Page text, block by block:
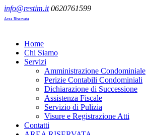
info@restim.it 0620761599
Area Riservata
Home
Chi Siamo
Servizi
Amministrazione Condominiale
Perizie Contabili Condominiali
Dichiarazione di Successione
Assistenza Fiscale
Servizio di Pulizia
Visure e Registrazione Atti
Contatti